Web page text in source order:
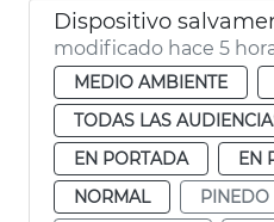
modificado hace 5
MEDIO AMBIENTE
TODAS LAS
EN PORTADA
EN
NORMAL
PINEDO